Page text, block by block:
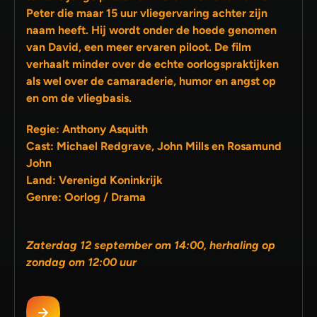
Peter die maar 15 uur vliegervaring achter zijn
naam heeft. Hij wordt onder de hoede genomen
van David, een meer ervaren piloot. De film
verhaalt minder over de echte oorlogspraktijken
als wel over de camaraderie, humor en angst op
en om de vliegbasis.
Regie: Anthony Asquith
Cast: Michael Redgrave, John Mills en Rosamund
John
Land: Verenigd Koninkrijk
Genre: Oorlog / Drama
Zaterdag 12 september om 14:00, herhaling op
zondag om 12:00 uur